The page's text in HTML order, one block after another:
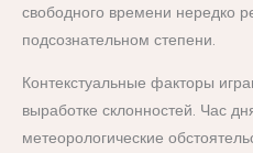
свободного времени нередко
подсознательном степени.
Контекстуальные факторы
выработке склонностей. Час
метеорологические